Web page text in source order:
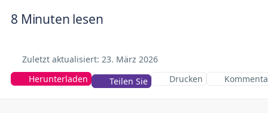
8 Minuten lesen
Zuletzt aktualisiert: 23. März 2026
Herunterladen
Teilen Sie Drucken